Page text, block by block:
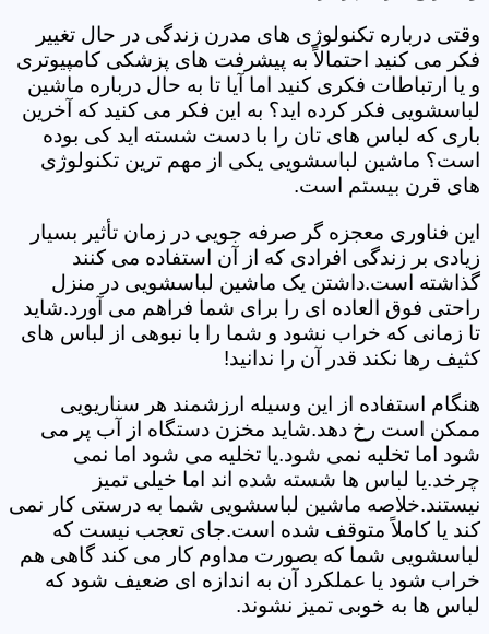
وقتی درباره تکنولوژی های مدرن زندگی در حال تغییر
فکر می کنید احتمالاً به پیشرفت های پزشکی کامپیوتری
و یا ارتباطات فکری کنید اما آیا تا به حال درباره ماشین
لباسشویی فکر کرده اید؟ به این فکر می کنید که آخرین
باری که لباس های تان را با دست شسته اید کی بوده
است؟ ماشین لباسشویی یکی از مهم ترین تکنولوژی
های قرن بیستم است.
این فناوری معجزه گر صرفه جویی در زمان تأثیر بسیار
زیادی بر زندگی افرادی که از آن استفاده می کنند
گذاشته است.داشتن یک ماشین لباسشویی در منزل
راحتی فوق العاده ای را برای شما فراهم می آورد.شاید
تا زمانی که خراب نشود و شما را با نبوهی از لباس های
کثیف رها نکند قدر آن را ندانید!
هنگام استفاده از این وسیله ارزشمند هر سناریویی
ممکن است رخ دهد.شاید مخزن دستگاه از آب پر می
شود اما تخلیه نمی شود.یا تخلیه می شود اما نمی
چرخد.یا لباس ها شسته شده اند اما خیلی تمیز
نیستند.خلاصه ماشین لباسشویی شما به درستی کار نمی
کند یا کاملاً متوقف شده است.جای تعجب نیست که
لباسشویی شما که بصورت مداوم کار می کند گاهی هم
خراب شود یا عملکرد آن به اندازه ای ضعیف شود که
لباس ها به خوبی تمیز نشوند.